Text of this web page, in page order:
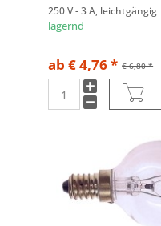
250 V - 3 A, leichtgängig
lagernd
€ 6,80 *
ab € 4,76 *